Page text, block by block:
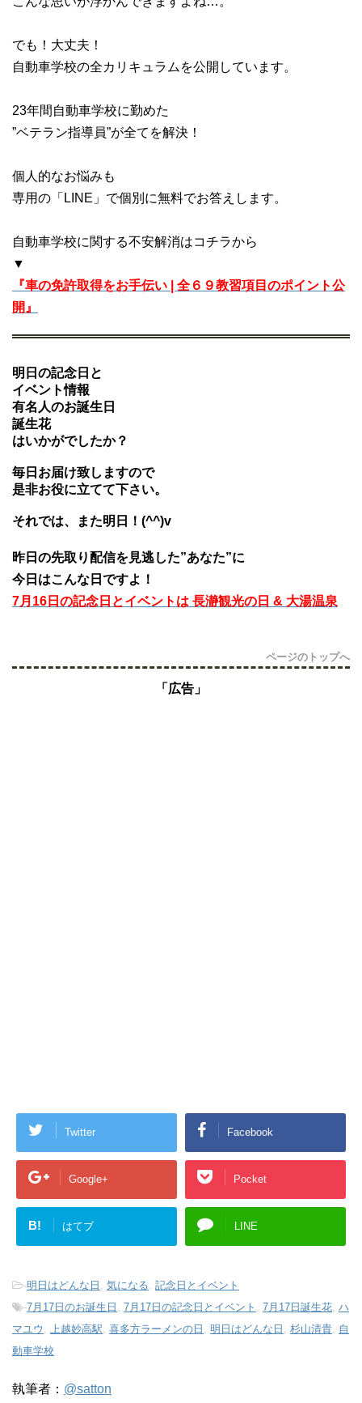
でも！大丈夫！
自動車学校の全カリキュラムを公開しています。
23年間自動車学校に勤めた
”ベテラン指導員”が全てを解決！
個人的なお悩みも
専用の「LINE」で個別に無料でお答えします。
自動車学校に関する不安解消はコチラから
▼
『車の免許取得をお手伝い | 全６９教習項目のポイント公
開』
明日の記念日と
イベント情報
有名人のお誕生日
誕生花
はいかがでしたか？
毎日お届け致しますので
是非お役に立てて下さい。
それでは、また明日！(^^)v
昨日の先取り配信を見逃した”あなた”に
今日はこんな日ですよ！
7月16日の記念日とイベントは 長瀞観光の日 & 大湯温泉
ページのトップへ
「広告」
Twitter Facebook
Google+ Pocket
B! はてブ LINE
-明日はどんな日 気になる 記念日とイベント
-7月17日のお誕生日 7月17日の記念日とイベント 7月17日誕生花 ハ
マユウ
上越妙高駅 喜多方ラーメンの日 明日はどんな日 杉山清貴 自
動車学校
執筆者： @satton